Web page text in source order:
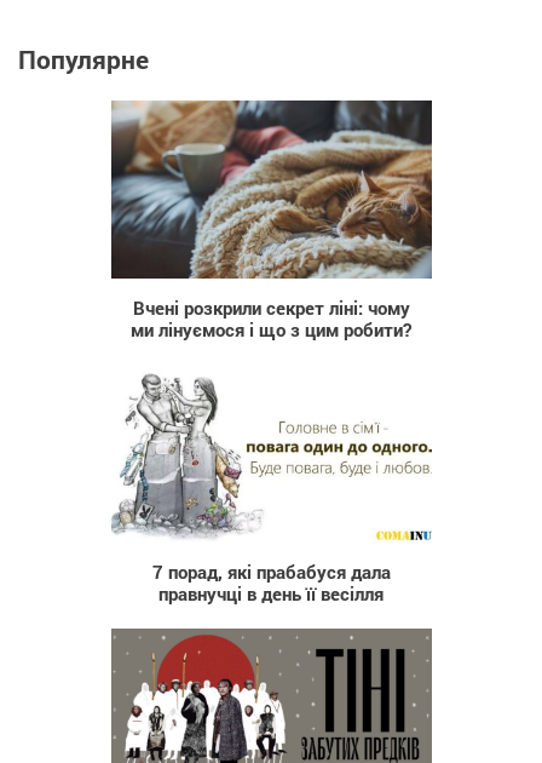
Популярне
102
Вчені розкрили секрет ліні: чому
ми лінуємося і що з цим робити?
7 порад, які прабабуся дала
правнучці в день її весілля